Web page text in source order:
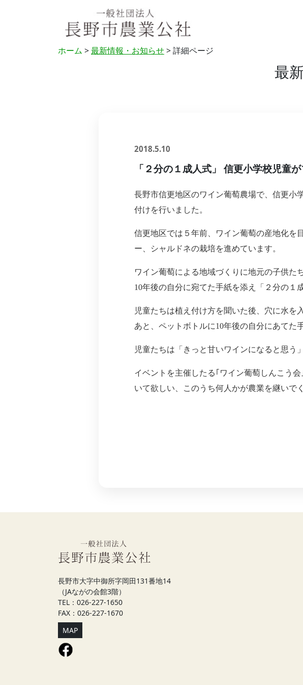
ホーム >最新情報・お知らせ> 詳細ページ
最
2018.5.10
「２分の１成人式」 信更小学校児童
長野市信更地区のワイン葡萄農場で、信更小
付けを行いました。
信更地区では５年前、ワイン葡萄の産地化を
ー、シャルドネの栽培を進めています。
ワイン葡萄による地域づくりに地元の子供た
10年後の自分に宛てた手紙を添え「２分の１
児童たちは植え付け方を聞いた後、穴に水
あと、ペットボトルに10年後の自分にあてた
児童たちは「きっと甘いワインになると思う
イベントを主催したる｢ワイン葡萄しんこう
いて欲しい、このうち何人かが農業を継いで
長野市大字中御所字岡田131番地14
（JAながの会館3階）
TEL：026-227-1650
FAX：026-227-1670
MAP